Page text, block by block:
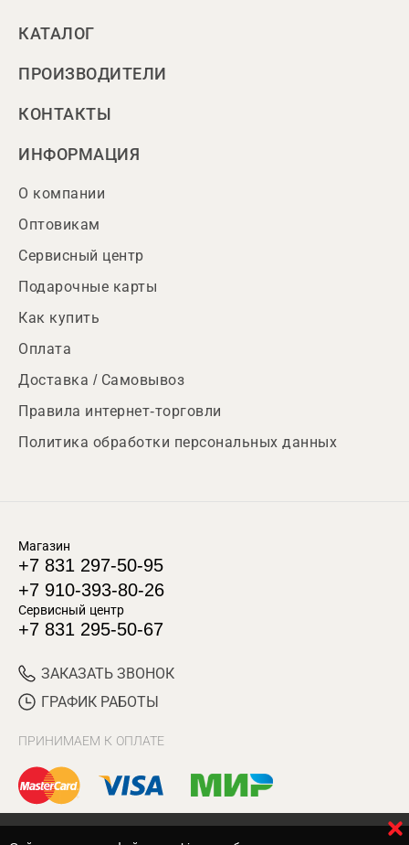
КАТАЛОГ
ПРОИЗВОДИТЕЛИ
КОНТАКТЫ
ИНФОРМАЦИЯ
О компании
Оптовикам
Сервисный центр
Подарочные карты
Как купить
Оплата
Доставка / Самовывоз
Правила интернет-торговли
Политика обработки персональных данных
Магазин
+7 831 297-50-95
+7 910-393-80-26
Сервисный центр
+7 831 295-50-67
ЗАКАЗАТЬ ЗВОНОК
ГРАФИК РАБОТЫ
ПРИНИМАЕМ К ОПЛАТЕ